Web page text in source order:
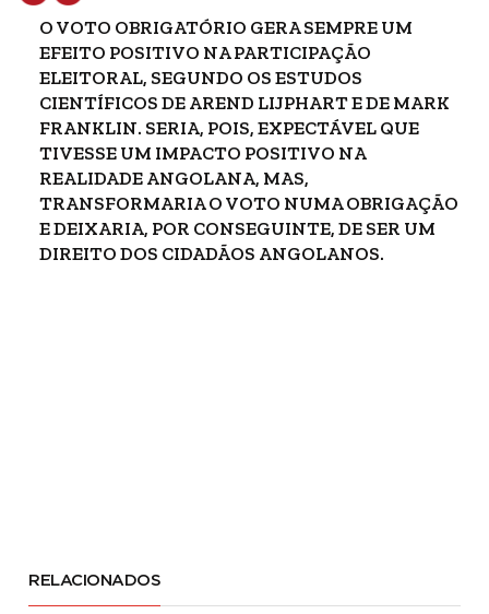
O VOTO OBRIGATÓRIO GERA SEMPRE UM
EFEITO POSITIVO NA PARTICIPAÇÃO
ELEITORAL, SEGUNDO OS ESTUDOS
CIENTÍFICOS DE AREND LIJPHART E DE MARK
FRANKLIN. SERIA, POIS, EXPECTÁVEL QUE
TIVESSE UM IMPACTO POSITIVO NA
REALIDADE ANGOLANA, MAS,
TRANSFORMARIA O VOTO NUMA OBRIGAÇÃO
E DEIXARIA, POR CONSEGUINTE, DE SER UM
DIREITO DOS CIDADÃOS ANGOLANOS.
RELACIONADOS